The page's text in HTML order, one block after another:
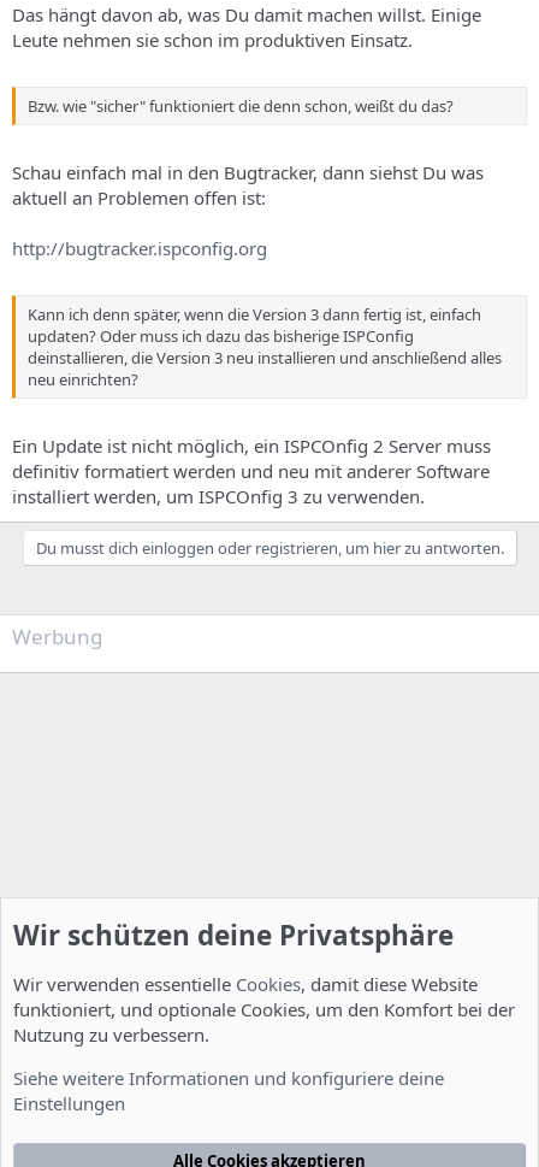
Das hängt davon ab, was Du damit machen willst. Einige
Leute nehmen sie schon im produktiven Einsatz.
Bzw. wie "sicher" funktioniert die denn schon, weißt du das?
Schau einfach mal in den Bugtracker, dann siehst Du was
aktuell an Problemen offen ist:
http://bugtracker.ispconfig.org
Kann ich denn später, wenn die Version 3 dann fertig ist, einfach
updaten? Oder muss ich dazu das bisherige ISPConfig
deinstallieren, die Version 3 neu installieren und anschließend alles
neu einrichten?
Ein Update ist nicht möglich, ein ISPCOnfig 2 Server muss
definitiv formatiert werden und neu mit anderer Software
installiert werden, um ISPCOnfig 3 zu verwenden.
Du musst dich einloggen oder registrieren, um hier zu antworten.
Werbung
Nutzungsbedingungen Datenschutzerklärung
Wir schützen deine Privatsphäre
Wir verwenden essentielle Cookies, damit diese Website
funktioniert, und optionale Cookies, um den Komfort bei der
Nutzung zu verbessern.
Siehe weitere Informationen und konfiguriere deine
Einstellungen
Alle Cookies akzeptieren